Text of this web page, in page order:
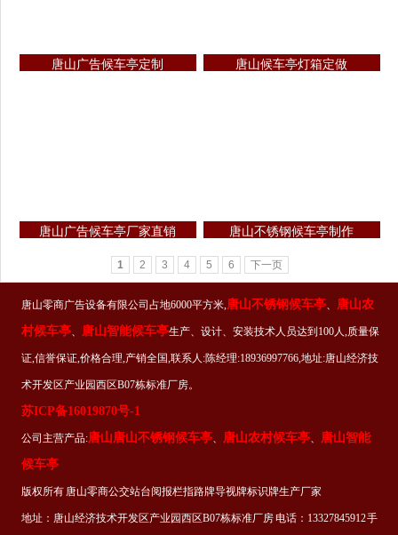
唐山广告候车亭定制 唐山候车亭灯箱定做
唐山广告候车亭厂家直销 唐山不锈钢候车亭制作
1 2 3 4 5 6 下一页
唐山零商广告设备有限公司占地6000平方米, 唐山不锈钢候车亭
唐山农
村候车亭
唐山智能候车亭生产、设计、安装技术人员达到100人,质量保
证,信誉保证,价格合理,产销全国,联系人:陈经理:18936997766,地址:唐山经济技
术开发区产业园西区B07栋标准厂房。
苏ICP备16019870号-1
公司主营产品:唐山唐山不锈钢候车亭 唐山农村候车亭
唐山智能
候车亭
版权所有 唐山零商公交站台阅报栏指路牌导视牌标识牌生产厂家
地址：唐山经济技术开发区产业园西区B07栋标准厂房 电话：13327845912 手